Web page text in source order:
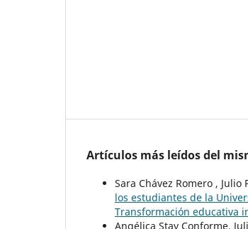
Artículos más leídos del
Sara Chávez Romero , Julio
los estudiantes de la
Transformación educativa
Angélica Stay Conforme,